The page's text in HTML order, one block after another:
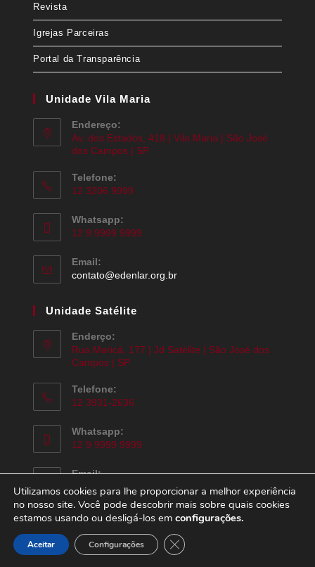
Revista
Igrejas Parceiras
Portal da Transparência
Unidade Vila Maria
Endereço:
Av. dos Estados, 418 | Vila Maria | São José
dos Campos | SP
Telefone:
12 3206 9999
Whatsapp:
12 9 9999 9999
Email:
contato@edenlar.org.br
Unidade Satélite
Enderço:
Rua Maricá, 177 | Jd Satélite | São José dos
Campos | SP
Telefone:
12 3931-2636
Whatsapp:
12 9 9999 9999
Email:
contato@edenlar.org.br
Todos os Direitos Reservados - Eden Lar 2020
Utilizamos cookies para lhe proporcionar a melhor experiência
no nosso site. Você pode descobrir mais sobre quais cookies
estamos usando ou desligá-los em configurações.
Aceitar Configurações Close GDPR Cookie Banner